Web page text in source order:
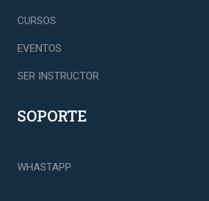
CURSOS
EVENTOS
SER INSTRUCTOR
SOPORTE
WHASTAPP